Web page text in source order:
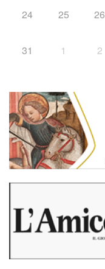
24 25 26
31 1 2